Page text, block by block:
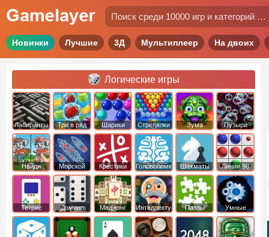
Новинки Лучшие 3Д Мультиплеер На двоих
Логические игры
Лабиринты Три в ряд Шарики
Стрелялки
Шариками
Зума Пузыри
Найди
отличия
Морской
бой
Крестики
нолики
Головоломки Шахматы Линии 98
Тетрис Домино Маджонг ИнтеллектуальныеПазлы Умные